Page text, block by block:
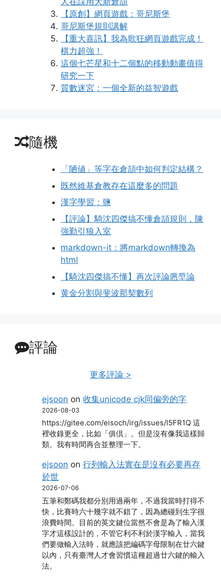
【原創】網頁遊戲：哥尼斯堡
哥尼斯堡規則講解
【重大喜訊】我為歌狂網頁遊戲完成！
棋力超強！
這個七芒星和十二個點的移動動畫值得
研究一下
質數迷宮：一個全新的益智遊戲
隨機
「陋値」等字在倉頡中如何判定結構？
既然維基倉教存在這麼多的問題
漢字學習：鹽
【評論】騎沈四傑搞不懂倉頡規則，陳
強勤引狼入室
markdown-it：將markdown轉換為
html
【騎沈四傑搞不懂】再次評論懬垕論
黄金分割與斐波那契數列
評論
更多評論 >
ejsoon on收集unicode cjk同偏旁的字
2026-08-03
https://gitee.com/eisoch/irg/issues/I5FR1Q 這
裡收錄更全，比如「俱倶」。但是沒有像我這樣歸
類。我有時間再合並整理一下。
ejsoon on行列輸入法實在是沒有必要再存
於世
2026-07-06
五筆和鄭碼我都分別用過兩年，不過我當時打得不
快，比賽時六十幾字就不錯了，因為總碰到生字很
浪費時間。目前的英文鍵位當然不會是為了輸入漢
字才這樣設計的，不管它利不利於漢字輸入，當我
們要做輸入法時，就應該把編碼字母限制在廿六鍵
以內，只有臺灣人才會習慣這種超過廿六鍵的輸入
法。